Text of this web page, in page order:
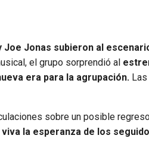
Joe Jonas subieron al
el grupo sorprendió al
era para la agrupación.
sobre un posible
la esperanza de los